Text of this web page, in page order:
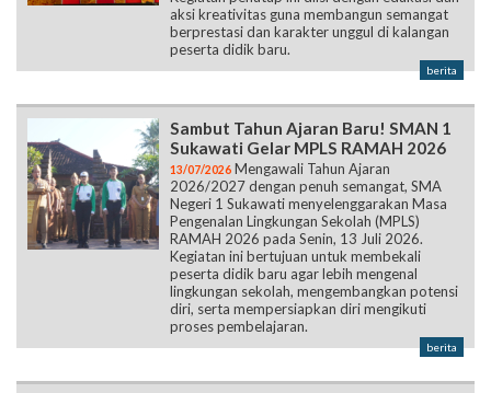
aksi kreativitas guna membangun semangat
berprestasi dan karakter unggul di kalangan
peserta didik baru.
berita
Sambut Tahun Ajaran Baru! SMAN 1
Sukawati Gelar MPLS RAMAH 2026
13/07/2026 Mengawali Tahun Ajaran
2026/2027 dengan penuh semangat, SMA
Negeri 1 Sukawati menyelenggarakan Masa
Pengenalan Lingkungan Sekolah (MPLS)
RAMAH 2026 pada Senin, 13 Juli 2026.
Kegiatan ini bertujuan untuk membekali
peserta didik baru agar lebih mengenal
lingkungan sekolah, mengembangkan potensi
diri, serta mempersiapkan diri mengikuti
proses pembelajaran.
berita